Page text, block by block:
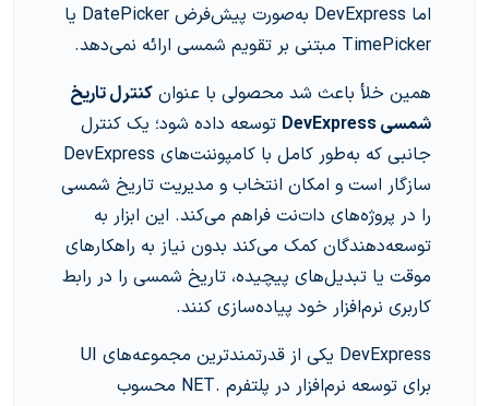
اما DevExpress به‌صورت پیش‌فرض DatePicker یا
TimePicker مبتنی بر تقویم شمسی ارائه نمی‌دهد.
همین خلأ باعث شد محصولی با عنوان کنترل تاریخ
شمسی DevExpress
توسعه داده شود؛ یک کنترل
جانبی که به‌طور کامل با کامپوننت‌های DevExpress
سازگار است و امکان انتخاب و مدیریت تاریخ شمسی
را در پروژه‌های دات‌نت فراهم می‌کند. این ابزار به
توسعه‌دهندگان کمک می‌کند بدون نیاز به راهکارهای
موقت یا تبدیل‌های پیچیده، تاریخ شمسی را در رابط
کاربری نرم‌افزار خود پیاده‌سازی کنند.
DevExpress یکی از قدرتمندترین مجموعه‌های UI
برای توسعه نرم‌افزار در پلتفرم .NET محسوب